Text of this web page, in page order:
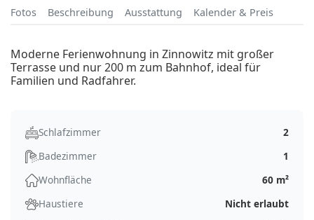
Fotos Beschreibung Ausstattung Kalender & Preis
Moderne Ferienwohnung in Zinnowitz mit großer
Terrasse und nur 200 m zum Bahnhof, ideal für
Familien und Radfahrer.
Schlafzimmer
2
Badezimmer
1
Wohnfläche
60 m²
Haustiere
Nicht erlaubt